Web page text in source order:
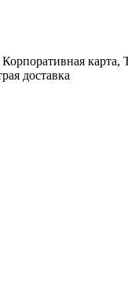
доставка